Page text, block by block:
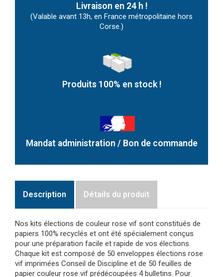
Livraison en 24 h !
(Valable avant 13h, en France métropolitaine hors
Corse.)
Produits 100% en stock !
Mandat administration / Bon de commande
Description Détails du produit
Nos kits élections de couleur rose vif sont constitués de
papiers 100% recyclés et ont été spécialement conçus
pour une préparation facile et rapide de vos élections.
Chaque kit est composé de 50 enveloppes élections rose
vif imprimées Conseil de Discipline et de 50 feuilles de
papier couleur rose vif prédécoupées 4 bulletins. Pour